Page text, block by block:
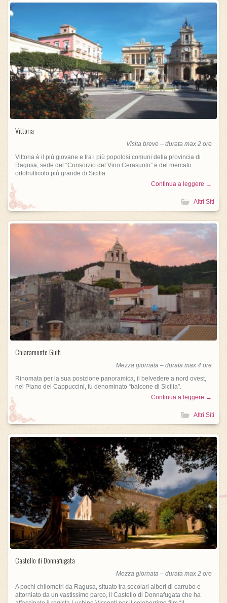
Vittoria
Visita breve – durata max 2 ore
Vittoria è il piú giovane e fra i più popolosi comuni della provincia di
Ragusa, sede del “Consorzio del Vino Cerasuolo” e del mercato
ortofrutticolo più grande di Sicilia.
Continua a leggere →
Altri Siti
Chiaramonte Gulfi
Mezza giornata – durata max 4 ore
Rinomata per la sua posizione panoramica, il belvedere a nord ovest,
nel Piano dei Cappuccini, fu denominato “balcone di Sicilia”.
Continua a leggere →
Altri Siti
Castello di Donnafugata
Mezza giornata – durata max 2 ore
A pochi chilometri da Ragusa, situato tra secolari alberi di carrubo e
attorniato da un vastissimo parco, il Castello di Donnafugata che ha